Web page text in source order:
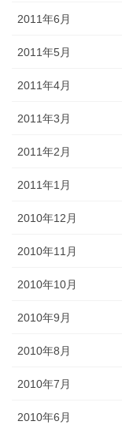
2011年6月
2011年5月
2011年4月
2011年3月
2011年2月
2011年1月
2010年12月
2010年11月
2010年10月
2010年9月
2010年8月
2010年7月
2010年6月